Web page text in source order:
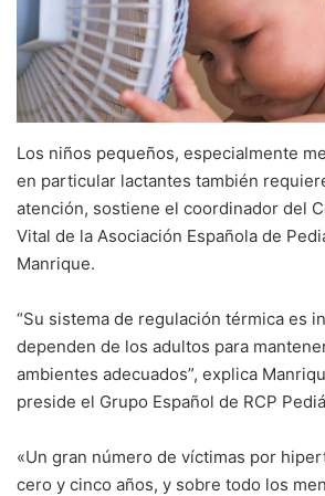
Los niños pequeños, especialmente
en particular lactantes también
atención, sostiene el coordinador del
Vital de la Asociación Española de
Manrique.
“Su sistema de regulación térmica es
dependen de los adultos para
ambientes adecuados”, explica
preside el Grupo Español de RCP
«Un gran número de víctimas por
cero y cinco años, y sobre todo los